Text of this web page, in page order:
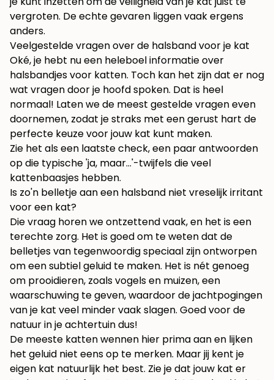
vergroten. De echte gevaren liggen vaak ergens
anders.
Veelgestelde vragen over de halsband voor je kat
Oké, je hebt nu een heleboel informatie over
halsbandjes voor katten. Toch kan het zijn dat er nog
wat vragen door je hoofd spoken. Dat is heel
normaal! Laten we de meest gestelde vragen even
doornemen, zodat je straks met een gerust hart de
perfecte keuze voor jouw kat kunt maken.
Zie het als een laatste check, een paar antwoorden
op die typische 'ja, maar…'-twijfels die veel
kattenbaasjes hebben.
Is zo'n belletje aan een halsband niet vreselijk irritant
voor een kat?
Die vraag horen we ontzettend vaak, en het is een
terechte zorg. Het is goed om te weten dat de
belletjes van tegenwoordig speciaal zijn ontworpen
om een subtiel geluid te maken. Het is nét genoeg
om prooidieren, zoals vogels en muizen, een
waarschuwing te geven, waardoor de jachtpogingen
van je kat veel minder vaak slagen. Goed voor de
natuur in je achtertuin dus!
De meeste katten wennen hier prima aan en lijken
het geluid niet eens op te merken. Maar jij kent je
eigen kat natuurlijk het best. Zie je dat jouw kat er